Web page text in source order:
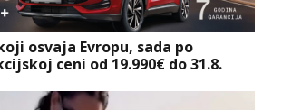
osvaja Evropu, sada po
ceni od 19.990€ do 31.8.